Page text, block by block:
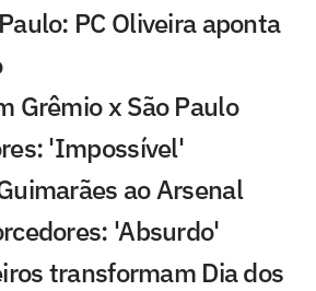
PC Oliveira aponta
Grêmio x São Paulo
'Impossível'
ao Arsenal
'Absurdo'
transformam Dia dos